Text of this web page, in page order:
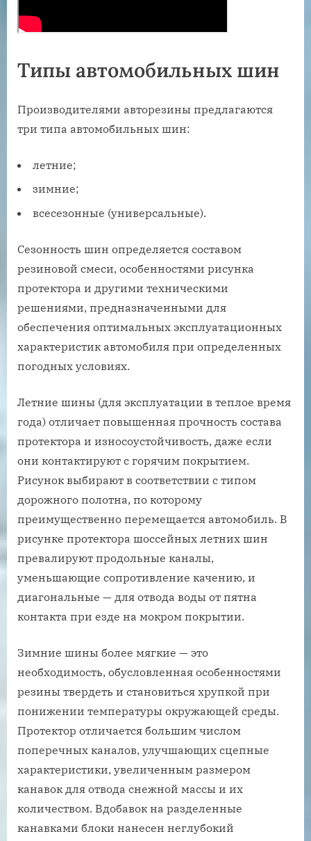
Типы автомобильных шин
Производителями авторезины предлагаются
три типа автомобильных шин:
летние;
зимние;
всесезонные (универсальные).
Сезонность шин определяется составом
резиновой смеси, особенностями рисунка
протектора и другими техническими
решениями, предназначенными для
обеспечения оптимальных эксплуатационных
характеристик автомобиля при определенных
погодных условиях.
Летние шины (для эксплуатации в теплое время
года) отличает повышенная прочность состава
протектора и износоустойчивость, даже если
они контактируют с горячим покрытием.
Рисунок выбирают в соответствии с типом
дорожного полотна, по которому
преимущественно перемещается автомобиль. В
рисунке протектора шоссейных летних шин
превалируют продольные каналы,
уменьшающие сопротивление качению, и
диагональные — для отвода воды от пятна
контакта при езде на мокром покрытии.
Зимние шины более мягкие — это
необходимость, обусловленная особенностями
резины твердеть и становиться хрупкой при
понижении температуры окружающей среды.
Протектор отличается большим числом
поперечных каналов, улучшающих сцепные
характеристики, увеличенным размером
канавок для отвода снежной массы и их
количеством. Вдобавок на разделенные
канавками блоки нанесен неглубокий